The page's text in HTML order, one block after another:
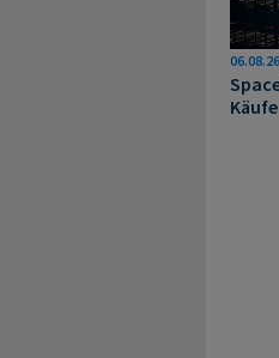
06.08.26
Käufe